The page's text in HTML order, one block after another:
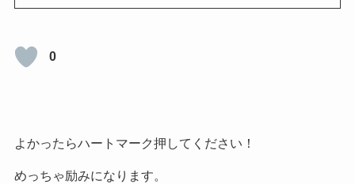
0
よかったらハートマーク押してください！
めっちゃ励みになります。